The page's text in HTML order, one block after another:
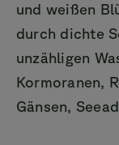
und weißen
durch dichte
unzähligen
Kormoranen,
Gänsen,